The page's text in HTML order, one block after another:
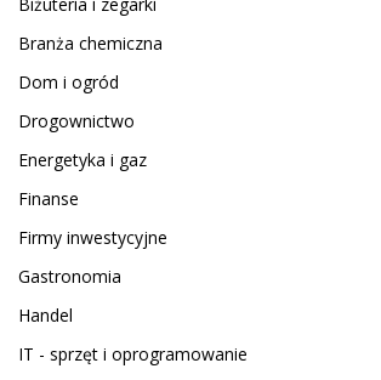
Branża chemiczna
Dom i ogród
Drogownictwo
Energetyka i gaz
Finanse
Firmy inwestycyjne
Gastronomia
Handel
IT - sprzęt i oprogramowanie